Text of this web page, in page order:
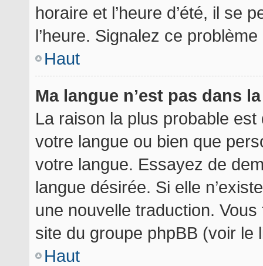
horaire et l’heure d’été, il se
l’heure. Signalez ce problème
Haut
Ma langue n’est pas dans
La raison la plus probable est
votre langue ou bien que
votre langue. Essayez de
langue désirée. Si elle
une nouvelle traduction.
site du groupe phpBB (voir le
Haut